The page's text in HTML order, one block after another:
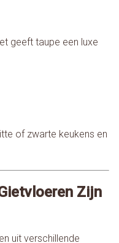
geeft taupe een luxe
of zwarte keukens en
Zijn
uit verschillende